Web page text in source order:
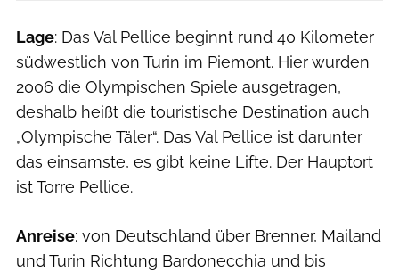
Lage: Das Val Pellice beginnt rund 40 Kilometer
südwestlich von Turin im Piemont. Hier wurden
2006 die Olympischen Spiele ausgetragen,
deshalb heißt die touristische Destination auch
„Olympische Täler“. Das Val Pellice ist darunter
das einsamste, es gibt keine Lifte. Der Hauptort
ist Torre Pellice.
Anreise: von Deutschland über Brenner, Mailand
und Turin Richtung Bardonecchia und bis